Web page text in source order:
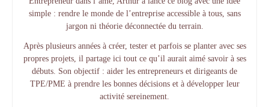
simple : rendre le monde de l’entreprise accessible à tous, sans
jargon ni théorie déconnectée du terrain.
Après plusieurs années à créer, tester et parfois se planter avec ses
propres projets, il partage ici tout ce qu’il aurait aimé savoir à ses
débuts. Son objectif : aider les entrepreneurs et dirigeants de
TPE/PME à prendre les bonnes décisions et à développer leur
activité sereinement.